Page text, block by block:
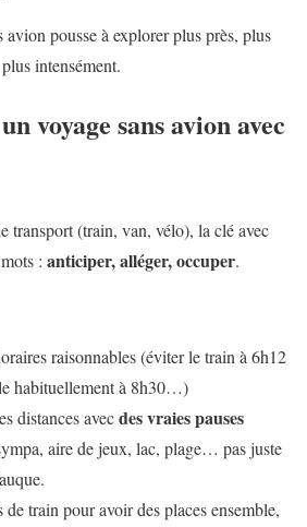
avion pousse à explorer plus près, plus
intensément.
voyage sans avion avec
transport (train, van, vélo), la clé avec
: anticiper, alléger, occuper.
raisonnables (éviter le train à 6h12
habituellement à 8h30…)
distances avecdes vraies pauses
aire de jeux, lac, plage… pas juste
train pour avoir des places ensemble,